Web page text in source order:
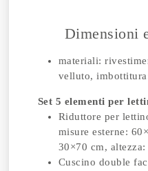
Dimensioni
materiali:
velluto,
Set 5 elementi per
Riduttore per
misure esterne:
30×70 cm, altezza:
Cuscino double